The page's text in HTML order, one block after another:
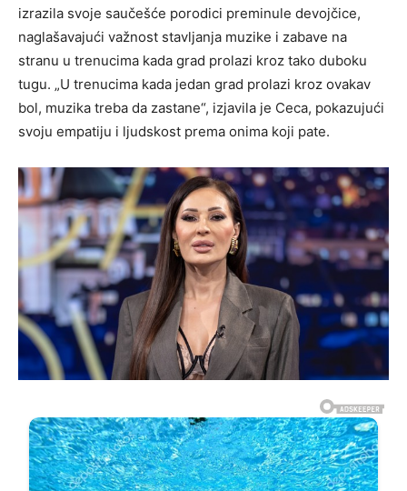
izrazila svoje saučešće porodici preminule devojčice,
naglašavajući važnost stavljanja muzike i zabave na
stranu u trenucima kada grad prolazi kroz tako duboku
tugu. „U trenucima kada jedan grad prolazi kroz ovakav
bol, muzika treba da zastane“, izjavila je Ceca, pokazujući
svoju empatiju i ljudskost prema onima koji pate.